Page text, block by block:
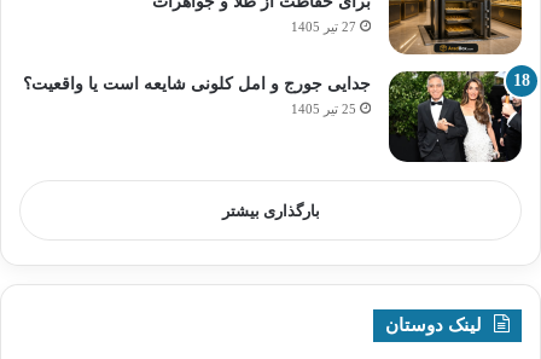
27 تیر 1405
جدایی جورج و امل کلونی شایعه است یا واقعیت؟
25 تیر 1405
بارگذاری بیشتر
لینک دوستان